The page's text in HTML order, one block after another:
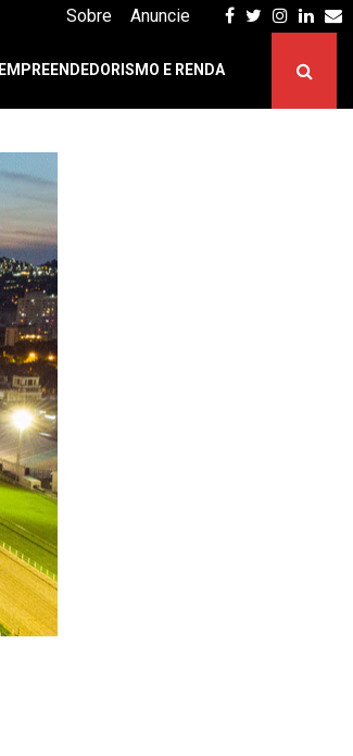
Facebook
Twitter
Sobre Anuncie
EMPREENDEDORISMO E RENDA